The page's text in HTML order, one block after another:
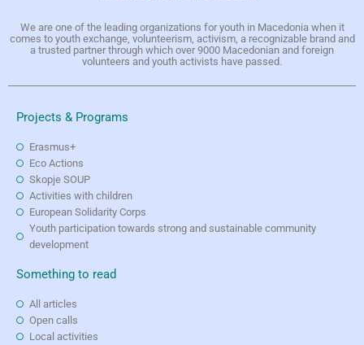
We are one of the leading organizations for youth in Macedonia when it
comes to youth exchange, volunteerism, activism, a recognizable brand and
a trusted partner through which over 9000 Macedonian and foreign
volunteers and youth activists have passed.
Projects & Programs
Erasmus+
Eco Actions
Skopje SOUP
Activities with children
European Solidarity Corps
Youth participation towards strong and sustainable community
development
Something to read
All articles
Open calls
Local activities